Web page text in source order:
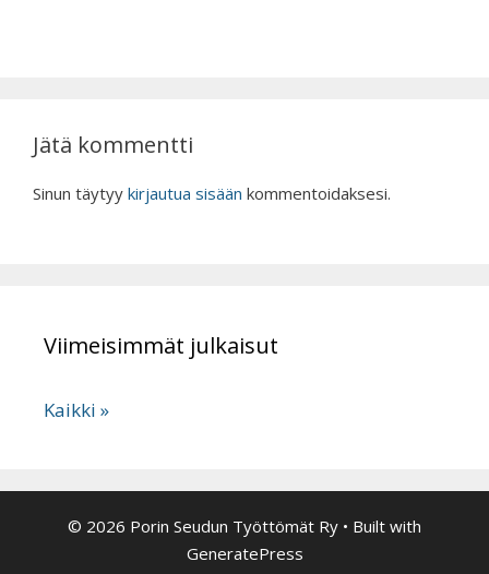
Jätä kommentti
Sinun täytyy kirjautua sisään kommentoidaksesi.
Viimeisimmät julkaisut
Kaikki »
© 2026 Porin Seudun Työttömät Ry • Built with
GeneratePress